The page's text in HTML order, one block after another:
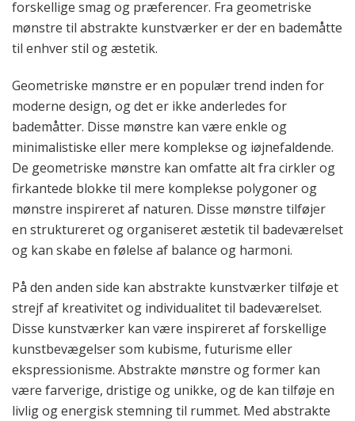
forskellige smag og præferencer. Fra geometriske
mønstre til abstrakte kunstværker er der en bademåtte
til enhver stil og æstetik.
Geometriske mønstre er en populær trend inden for
moderne design, og det er ikke anderledes for
bademåtter. Disse mønstre kan være enkle og
minimalistiske eller mere komplekse og iøjnefaldende.
De geometriske mønstre kan omfatte alt fra cirkler og
firkantede blokke til mere komplekse polygoner og
mønstre inspireret af naturen. Disse mønstre tilføjer
en struktureret og organiseret æstetik til badeværelset
og kan skabe en følelse af balance og harmoni.
På den anden side kan abstrakte kunstværker tilføje et
strejf af kreativitet og individualitet til badeværelset.
Disse kunstværker kan være inspireret af forskellige
kunstbevægelser som kubisme, futurisme eller
ekspressionisme. Abstrakte mønstre og former kan
være farverige, dristige og unikke, og de kan tilføje en
livlig og energisk stemning til rummet. Med abstrakte